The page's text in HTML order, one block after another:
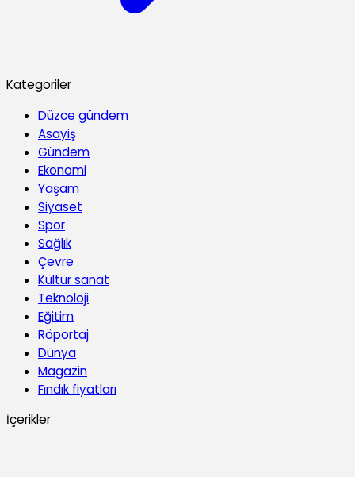
Kategoriler
Düzce gündem
Asayiş
Gündem
Ekonomi
Yaşam
Siyaset
Spor
Sağlık
Çevre
Kültür sanat
Teknoloji
Eğitim
Röportaj
Dünya
Magazin
Fındık fiyatları
İçerikler